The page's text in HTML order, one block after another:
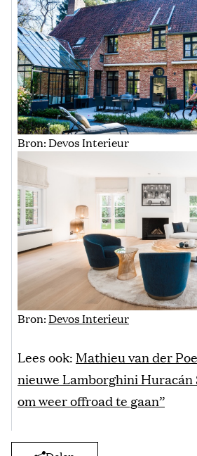
Bron: Devos Interieur
Bron:Devos Interieur
Lees ook: Mathieu van der
nieuwe Lamborghini
om weer offroad te gaan”